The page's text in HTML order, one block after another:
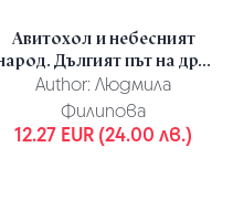
Авитохол и небесният
Дългият път на др...
Author: Людмила
Филипова
12.27 EUR (24.00 лв.)